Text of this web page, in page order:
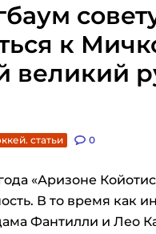
к
статьи 0
«Аризоне
В то время как
Фантилли и Лео